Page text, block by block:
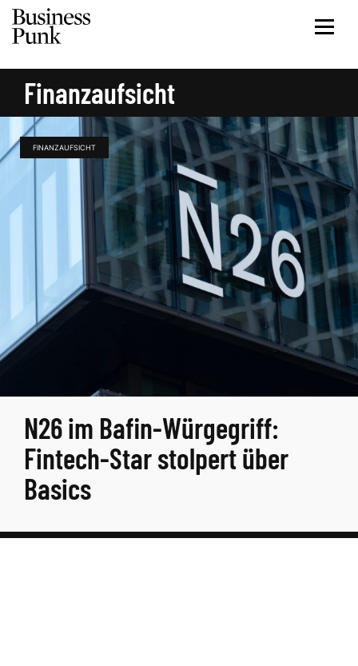
Finanzaufsicht
FINANZAUFSICHT
N26 im Bafin-Würgegriff:
Fintech-Star stolpert über
Basics